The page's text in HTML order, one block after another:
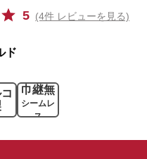
5 (4件 レビューを見る)
ド
コ
巾継無
シームレ
ス